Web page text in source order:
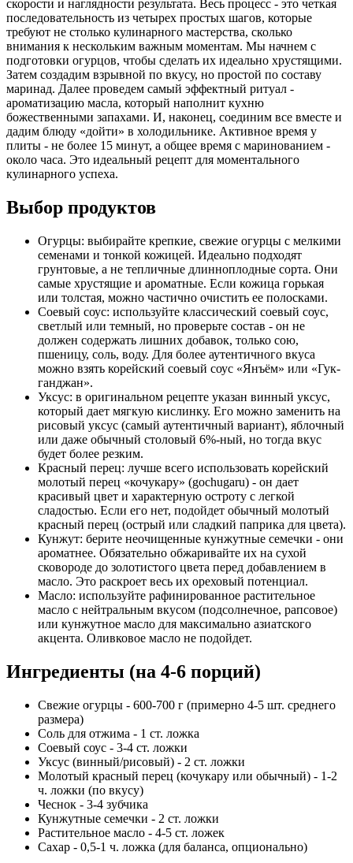
скорости и наглядности результата. Весь процесс - это четкая
последовательность из четырех простых шагов, которые
требуют не столько кулинарного мастерства, сколько
внимания к нескольким важным моментам. Мы начнем с
подготовки огурцов, чтобы сделать их идеально хрустящими.
Затем создадим взрывной по вкусу, но простой по составу
маринад. Далее проведем самый эффектный ритуал -
ароматизацию масла, который наполнит кухню
божественными запахами. И, наконец, соединим все вместе и
дадим блюду «дойти» в холодильнике. Активное время у
плиты - не более 15 минут, а общее время с маринованием -
около часа. Это идеальный рецепт для моментального
кулинарного успеха.
Выбор продуктов
Огурцы: выбирайте крепкие, свежие огурцы с мелкими
семенами и тонкой кожицей. Идеально подходят
грунтовые, а не тепличные длинноплодные сорта. Они
самые хрустящие и ароматные. Если кожица горькая
или толстая, можно частично очистить ее полосками.
Соевый соус: используйте классический соевый соус,
светлый или темный, но проверьте состав - он не
должен содержать лишних добавок, только сою,
пшеницу, соль, воду. Для более аутентичного вкуса
можно взять корейский соевый соус «Янъём» или «Гук-
ганджан».
Уксус: в оригинальном рецепте указан винный уксус,
который дает мягкую кислинку. Его можно заменить на
рисовый уксус (самый аутентичный вариант), яблочный
или даже обычный столовый 6%-ный, но тогда вкус
будет более резким.
Красный перец: лучше всего использовать корейский
молотый перец «кочукару» (gochugaru) - он дает
красивый цвет и характерную остроту с легкой
сладостью. Если его нет, подойдет обычный молотый
красный перец (острый или сладкий паприка для цвета).
Кунжут: берите неочищенные кунжутные семечки - они
ароматнее. Обязательно обжаривайте их на сухой
сковороде до золотистого цвета перед добавлением в
масло. Это раскроет весь их ореховый потенциал.
Масло: используйте рафинированное растительное
масло с нейтральным вкусом (подсолнечное, рапсовое)
или кунжутное масло для максимально азиатского
акцента. Оливковое масло не подойдет.
Ингредиенты (на 4-6 порций)
Свежие огурцы - 600-700 г (примерно 4-5 шт. среднего
размера)
Соль для отжима - 1 ст. ложка
Соевый соус - 3-4 ст. ложки
Уксус (винный/рисовый) - 2 ст. ложки
Молотый красный перец (кочукару или обычный) - 1-2
ч. ложки (по вкусу)
Чеснок - 3-4 зубчика
Кунжутные семечки - 2 ст. ложки
Растительное масло - 4-5 ст. ложек
Сахар - 0,5-1 ч. ложка (для баланса, опционально)